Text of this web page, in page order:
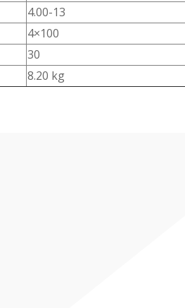
4.00-13
4×100
30
8.20 kg